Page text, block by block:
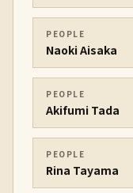
PEOPLE
Naoki Aisaka
PEOPLE
Akifumi Tada
PEOPLE
Rina Tayama